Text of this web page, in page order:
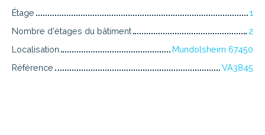
Étage
1
Nombre d'étages du bâtiment
2
Localisation
Mundolsheim 67450
Référence
VA3845